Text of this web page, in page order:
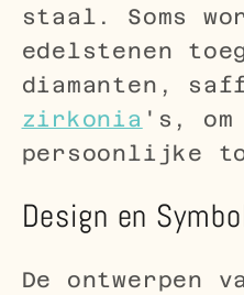
staal. Soms
edelstenen
diamanten,
zirkonia 's, om
persoonlijke
Design en
De ontwerpen